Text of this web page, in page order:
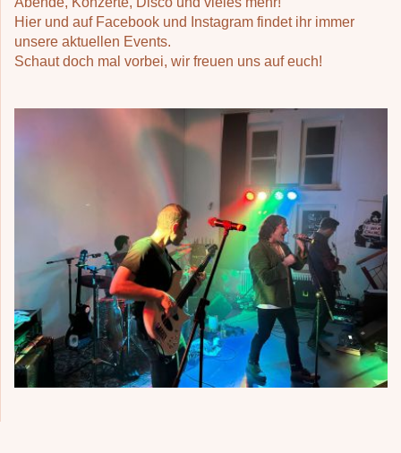
Hier und auf Facebook und Instagram findet ihr immer
unsere aktuellen Events.
Schaut doch mal vorbei, wir freuen uns auf euch!